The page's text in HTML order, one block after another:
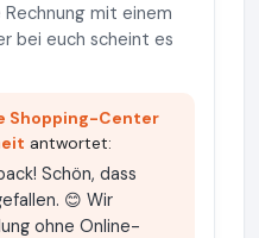
mit einem
bei euch scheint es
Shopping-Center
antwortet:
Schön, dass
😊 Wir
ohne Online-